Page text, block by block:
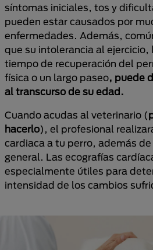
síntomas iniciales, tos y
pueden estar causados por
enfermedades. Además,
que su intolerancia al ejercicio,
tiempo de recuperación del
física o un largo paseo, puede
al transcurso de su edad.
Cuando acudas al veterinario (
hacerlo), el profesional
cardiaca a tu perro, además
general. Las ecografías
especialmente útiles para
intensidad de los cambios